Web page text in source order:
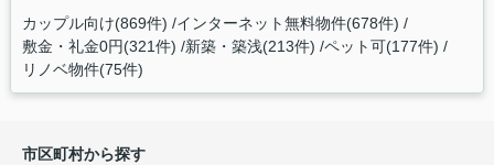
カップル向け(869件) インターネット無料物件(678件)
敷金・礼金0円(321件) 新築・築浅(213件) ペット可(177件)
リノベ物件(75件)
市区町村から探す